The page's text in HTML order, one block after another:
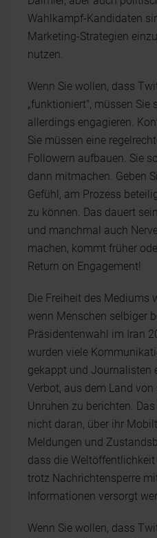
Wahlkampf-Kandidaten
Marketing-Strategien
nutzen.
Wenn Sie wollen, dass
„funktioniert", müssen Sie
allerdings engagieren.
Sie müssen eine
Followern aufbauen. Sie
dann mitmachen. Geben
Gefühl, am Prozess
zu können. Das dauert
und manchmal auch
machen, kommt früher
Return on Engagement!
Die Freiheit des Mediums
wenn Menschen selbiger
Präsidentenwahl im Iran
wurden viele
gekappt und Journalisten
Verbot, aus dem Land
Unruhen zu berichten.
nicht daran, über ihr
Meldungen und
dass die Weltöffentlichkeit
trotz Nachrichtensperre
Informationen versorgt
Wenn Sie wollen, dass